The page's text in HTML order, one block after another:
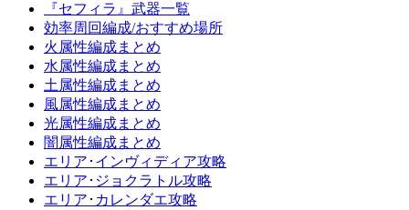
『セフィラ』武器一覧
効率周回編成/おすすめ場所
火属性編成まとめ
水属性編成まとめ
土属性編成まとめ
風属性編成まとめ
光属性編成まとめ
闇属性編成まとめ
エリア･インヴィディア攻略
エリア･ジョクラトル攻略
エリア･カレンダエ攻略